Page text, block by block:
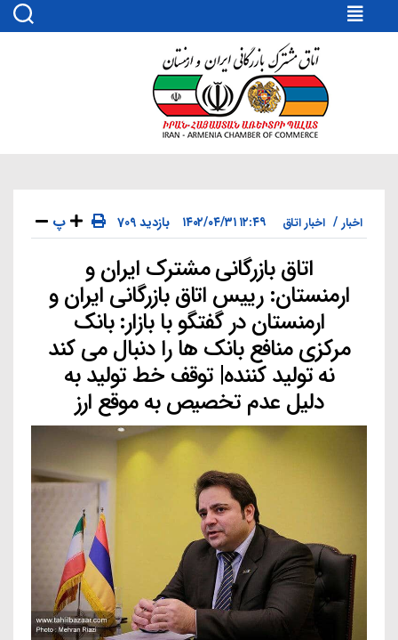
اخبار اخبار اتاق ۱۲:۴۹ ۱۴۰۲/۰۴/۳۱ 709 بازدید پ
دسته‌ها
اتاق بازرگانی مشترک ایران و
ارمنستان: رییس اتاق بازرگانی ایران و
ارمنستان در گفتگو با بازار: بانک
مرکزی منافع بانک ها را دنبال می کند
نه تولید کننده| توقف خط تولید به
دلیل عدم تخصیص به موقع ارز